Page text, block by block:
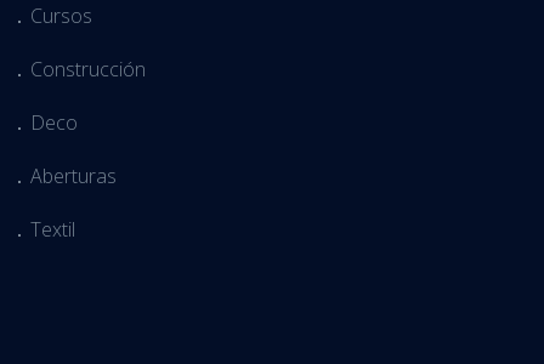
Cursos
Construcción
Deco
Aberturas
Textil